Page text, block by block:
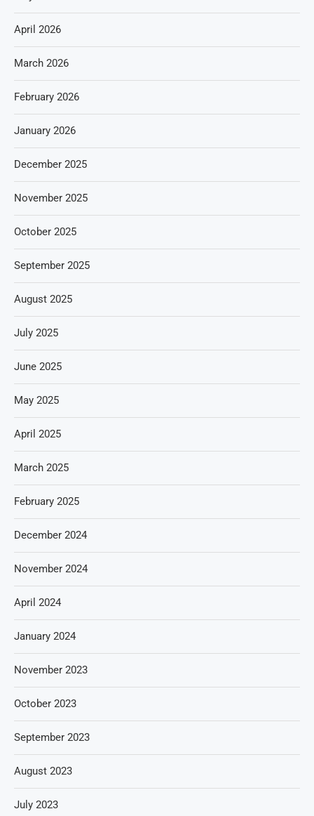
April 2026
March 2026
February 2026
January 2026
December 2025
November 2025
October 2025
September 2025
August 2025
July 2025
June 2025
May 2025
April 2025
March 2025
February 2025
December 2024
November 2024
April 2024
January 2024
November 2023
October 2023
September 2023
August 2023
July 2023